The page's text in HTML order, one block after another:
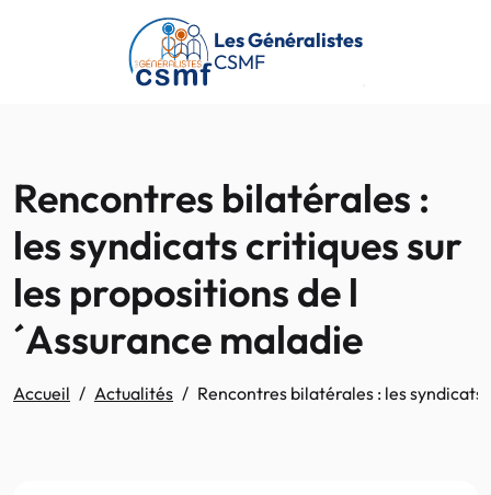
Passer au contenu principal
Les Généralistes
CSMF
Rencontres bilatérales :
les syndicats critiques sur
les propositions de l
´Assurance maladie
Accueil Actualités Rencontres bilatérales : les